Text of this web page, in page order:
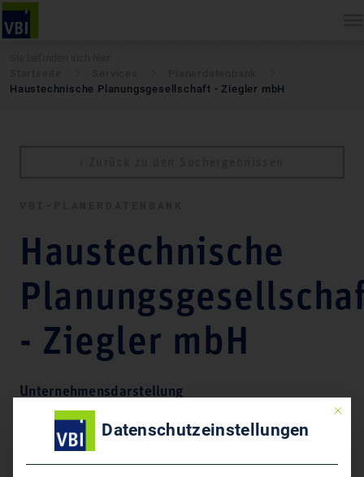
Haustechnische Planungsgesellschaft - Ziegler mbH
Haustechnische
- Ziegler mbH
Unternehmensdarstellung
Kontrolle und Überwachung, Schulungen, Vorträge im
Bereich der Technischen Gebäudeausrüstung
Mit
Datenschutzeinstellungen